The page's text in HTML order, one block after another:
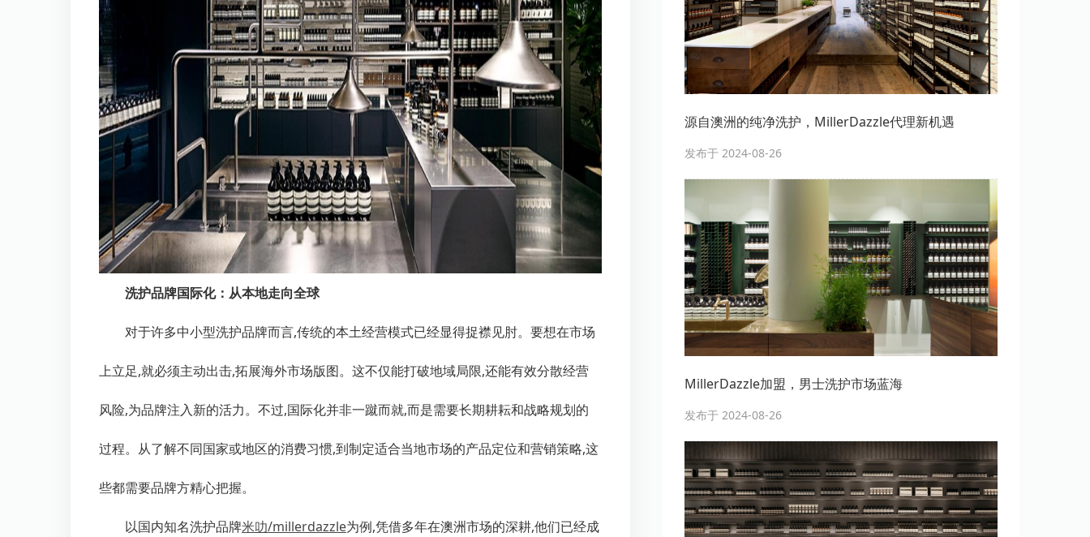
洗护品牌国际化：从本地走向全球
对于许多中小型洗护品牌而言,传统的本土经营模式已经显得捉襟见肘。要想在市场
上立足,就必须主动出击,拓展海外市场版图。这不仅能打破地域局限,还能有效分散经营
风险,为品牌注入新的活力。不过,国际化并非一蹴而就,而是需要长期耕耘和战略规划的
过程。从了解不同国家或地区的消费习惯,到制定适合当地市场的产品定位和营销策略,这
些都需要品牌方精心把握。
以国内知名洗护品牌米叻/millerdazzle为例,凭借多年在澳洲市场的深耕,他们已经成
源自澳洲的纯净洗护，MillerDazzle代理新机遇
发布于 2024-08-26
MillerDazzle加盟，男士洗护市场蓝海
发布于 2024-08-26